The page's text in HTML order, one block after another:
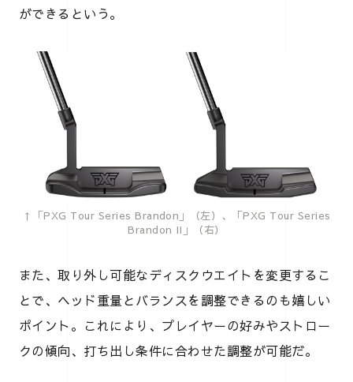
ができるという。
↑「PXG Tour Series Brandon」（左）、「PXG Tour Series
Brandon II」（右）
また、取り外し可能なディスクウエイトを変更するこ
とで、ヘッド重量とバランスを調整できるのも嬉しい
ポイント。これにより、プレイヤーの好みやストロー
クの傾向、打ち出し条件に合わせた調整が可能だ。